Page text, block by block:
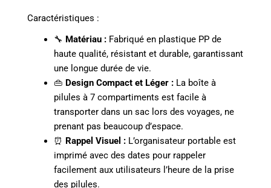
Caractéristiques :
🔧 Matériau :Fabriqué en plastique PP de
haute qualité, résistant et durable, garantissant
une longue durée de vie.
👜 Design Compact et Léger :La boîte à
pilules à 7 compartiments est facile à
transporter dans un sac lors des voyages, ne
prenant pas beaucoup d’espace.
⏰ Rappel Visuel :L’organisateur portable est
imprimé avec des dates pour rappeler
facilement aux utilisateurs l’heure de la prise
des pilules.